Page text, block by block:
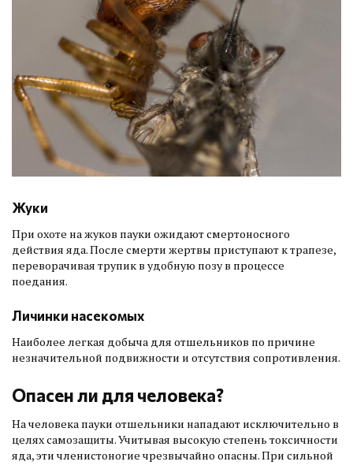
Жуки
При охоте на жуков пауки ожидают смертоносного
действия яда. После смерти жертвы приступают к трапезе,
переворачивая трупик в удобную позу в процессе
поедания.
Личинки насекомых
Наиболее легкая добыча для отшельников по причине
незначительной подвижности и отсутствия сопротивления.
Опасен ли для человека?
На человека пауки отшельники нападают исключительно в
целях самозащиты. Учитывая высокую степень токсичности
яда, эти членистоногие чрезвычайно опасны. При сильной